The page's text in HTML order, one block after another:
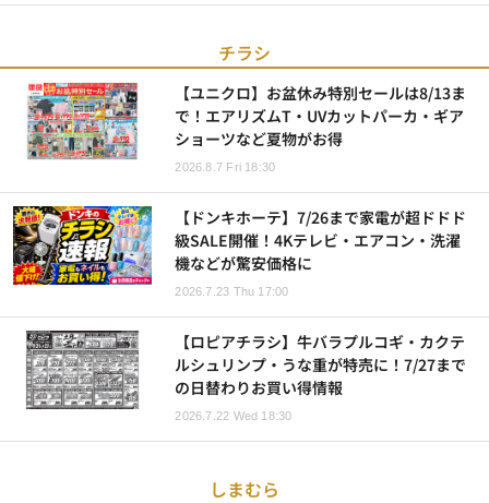
チラシ
【ユニクロ】お盆休み特別セールは8/13ま
で！エアリズムT・UVカットパーカ・ギア
ショーツなど夏物がお得
2026.8.7 Fri 18:30
【ドンキホーテ】7/26まで家電が超ドドド
級SALE開催！4Kテレビ・エアコン・洗濯
機などが驚安価格に
2026.7.23 Thu 17:00
【ロピアチラシ】牛バラプルコギ・カクテ
ルシュリンプ・うな重が特売に！7/27まで
の日替わりお買い得情報
2026.7.22 Wed 18:30
しまむら